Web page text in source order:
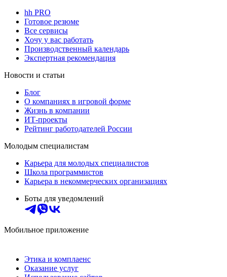
hh PRO
Готовое резюме
Все сервисы
Хочу у вас работать
Производственный календарь
Экспертная рекомендация
Новости и статьи
Блог
О компаниях в игровой форме
Жизнь в компании
ИТ-проекты
Рейтинг работодателей России
Молодым специалистам
Карьера для молодых специалистов
Школа программистов
Карьера в некоммерческих организациях
Боты для уведомлений
Мобильное приложение
Этика и комплаенс
Оказание услуг